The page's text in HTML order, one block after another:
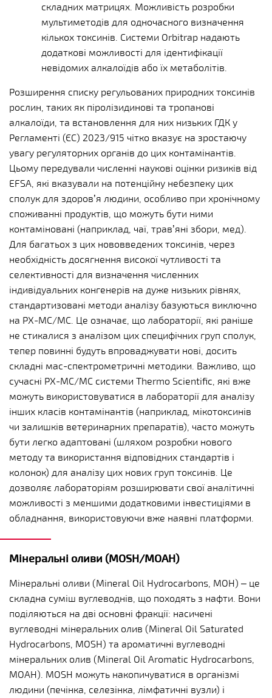
складних матрицях. Можливість розробки
мультиметодів для одночасного визначення
кількох токсинів. Системи Orbitrap надають
додаткові можливості для ідентифікації
невідомих алкалоїдів або їх метаболітів.
Розширення списку регульованих природних токсинів
рослин, таких як піролізидинові та тропанові
алкалоїди, та встановлення для них низьких ГДК у
Регламенті (ЄС) 2023/915 чітко вказує на зростаючу
увагу регуляторних органів до цих контамінантів.
Цьому передували численні наукові оцінки ризиків від
EFSA, які вказували на потенційну небезпеку цих
сполук для здоров’я людини, особливо при хронічному
споживанні продуктів, що можуть бути ними
контаміновані (наприклад, чаї, трав’яні збори, мед).
Для багатьох з цих нововведених токсинів, через
необхідність досягнення високої чутливості та
селективності для визначення численних
індивідуальних конгенерів на дуже низьких рівнях,
стандартизовані методи аналізу базуються виключно
на РХ-МС/МС. Це означає, що лабораторії, які раніше
не стикалися з аналізом цих специфічних груп сполук,
тепер повинні будуть впроваджувати нові, досить
складні мас-спектрометричні методики. Важливо, що
сучасні РХ-МС/МС системи Thermo Scientific, які вже
можуть використовуватися в лабораторії для аналізу
інших класів контамінантів (наприклад, мікотоксинів
чи залишків ветеринарних препаратів), часто можуть
бути легко адаптовані (шляхом розробки нового
методу та використання відповідних стандартів і
колонок) для аналізу цих нових груп токсинів. Це
дозволяє лабораторіям розширювати свої аналітичні
можливості з меншими додатковими інвестиціями в
обладнання, використовуючи вже наявні платформи.
Мінеральні оливи (MOSH/MOAH)
Мінеральні оливи (Mineral Oil Hydrocarbons, MOH) – це
складна суміш вуглеводнів, що походять з нафти. Вони
поділяються на дві основні фракції: насичені
вуглеводні мінеральних олив (Mineral Oil Saturated
Hydrocarbons, MOSH) та ароматичні вуглеводні
мінеральних олив (Mineral Oil Aromatic Hydrocarbons,
MOAH). MOSH можуть накопичуватися в організмі
людини (печінка, селезінка, лімфатичні вузли) і